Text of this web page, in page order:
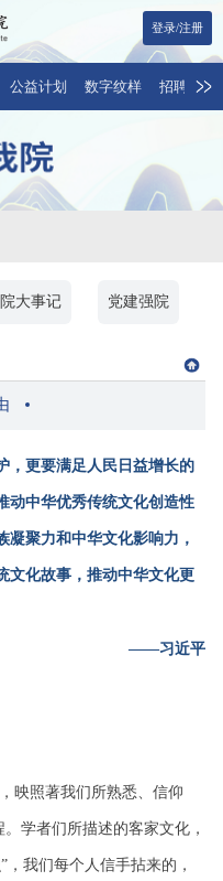
公益计划 数字纹样 招聘与合
登录/注册
院大事记 党建强院
，更要满足人民日益增长的
动中华优秀传统文化创造性
聚力和中华文化影响力，
文化故事，推动中华文化更
——习近平
映照著我们所熟悉、信仰
学者们所描述的客家文化，
我们每个人信手拈来的，